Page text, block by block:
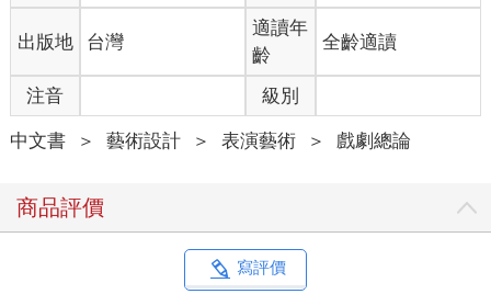
出版地 台灣
適讀年
齡
全齡適讀
注音 級別
中文書 ＞ 藝術設計 ＞ 表演藝術 ＞ 戲劇總論
商品評價
寫評價